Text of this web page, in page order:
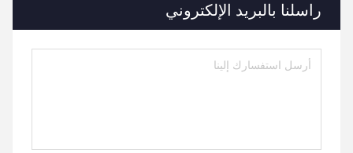
راسلنا بالبريد الإلكتروني